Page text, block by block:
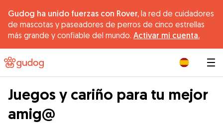
Gudog ha unido fuerzas con Rover, la red de cuidadores
de mascotas y paseadores de perros de cinco estrellas
más grande y confiable del mundo. Activar mi cuenta.
Juegos y cariño para tu mejor
amig@